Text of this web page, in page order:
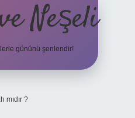
Neşeli
gününü şenlendir!
mıdır ?